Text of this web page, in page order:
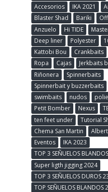
Accesorios
IKA 2021
Blaster Shad
Bariki
Anzuelo
Hi TIDE
Deep liner
Polyester
Kattobi Bou
Crankbaits
Ropa
Cajas Jerkbaits
Riñonera
Spinnerbaits
Spinnerbait y buzzerbaits
swimbaits
nudos
Petit Bomber
Nexus
ten feet under
Tutorial
Chema San Martin
Eventos
IKA 2023
TOP 3 SEÑUELOS
Super ligth jigging 2024
TOP 3 SEÑUELOS DUROS
TOP SEÑUELOS BLANDOS